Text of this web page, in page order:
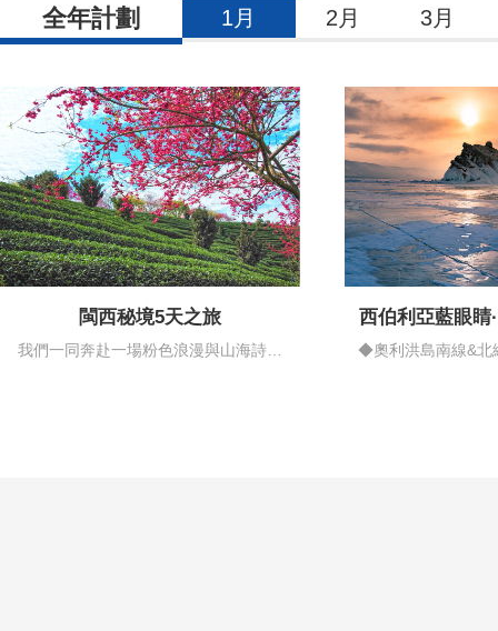
全年計劃 1月 2月 3月
閩西秘境5天之旅
我們一同奔赴一場粉色浪漫與山海詩意
西伯利亞藍眼睛
情藍
◆奧利洪島南線&北